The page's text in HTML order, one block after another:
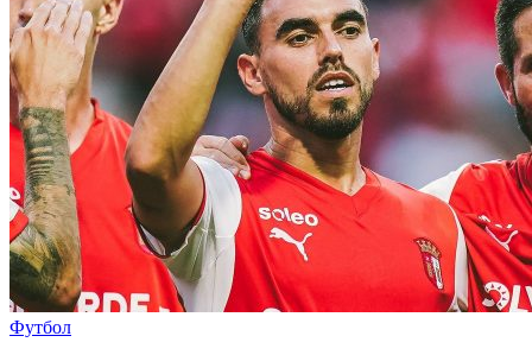
Футбол